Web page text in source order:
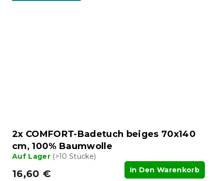
2x COMFORT-Badetuch beiges 70x140
cm, 100% Baumwolle
Auf Lager (>10 Stücke)
16,60 € In Den Warenkorb